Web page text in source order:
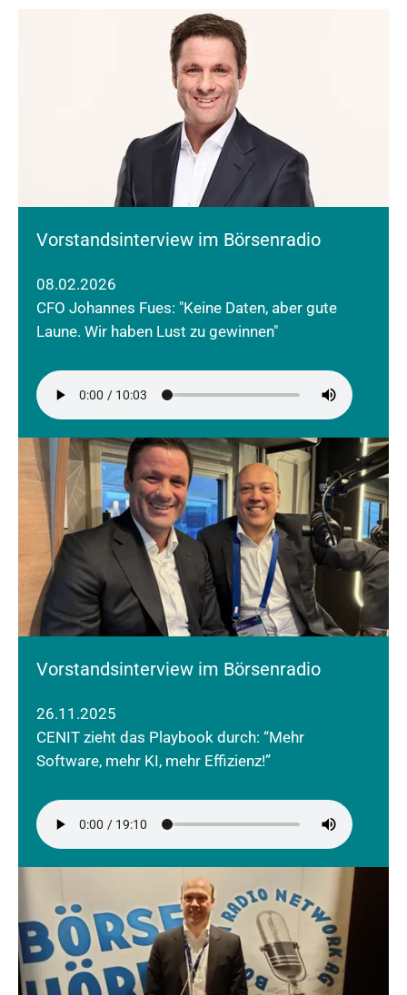
Vorstandsinterview im Börsenradio
08.02.2026
CFO Johannes Fues: "Keine Daten, aber gute
Laune. Wir haben Lust zu gewinnen"
Vorstandsinterview im Börsenradio
26.11.2025
CENIT zieht das Playbook durch: “Mehr
Software, mehr KI, mehr Effizienz!”